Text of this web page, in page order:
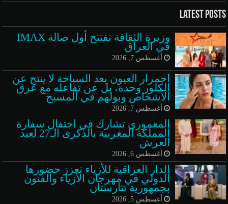
Latest Posts
وزيرة الثقافة تفتتح أول صالة IMAX
في العراق
أغسطس 7, 2026
احمرار العيون بعد السباحة لا ينتج عن
الكلور وحده، بل عن تفاعله مع عرق
الأشخاص وبولهم في المسبح
أغسطس 7, 2026
المعموري تشارك في احتفال سفارة
المملكة المغربية بالذكرى الـ27 لعيد
العرش
أغسطس 6, 2026
الدار العراقية للأزياء تعزز حضورها
الدولي في مهرجان الأزياء والفنون
بجمهورية تتارستان
أغسطس 5, 2026